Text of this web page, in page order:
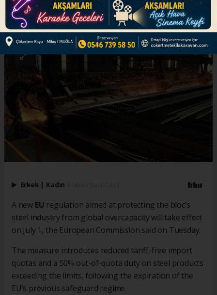
ABONE OL
Erkek | Kadın
A new EU regulation aimed at protecting the bloc’s
steel industry from global overcapacity will take effect
on July 1, the European Commission said on Tuesday.
The measure introduces reduced tariff-free import
quotas and a 50% out-of-quota duty on steel products
exceeding the limits, following the expiration of the
EU’s previous safeguard regime.